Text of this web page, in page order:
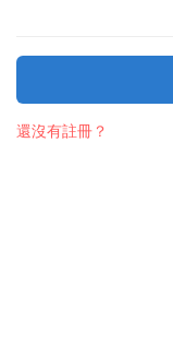
還沒有註冊？